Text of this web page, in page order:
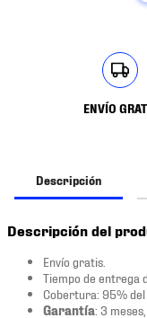
ENVÍO
Descripción
Descripción del
Envío gratis.
Tiempo de entrega
Cobertura: 95% del
Garantía: 3